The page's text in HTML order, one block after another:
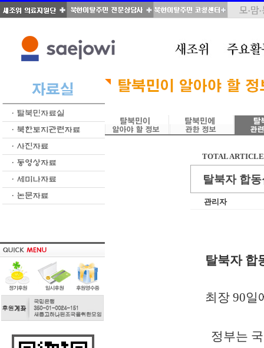
TOTAL
탈북자 합
관리자
탈북자 합
최장 90일
정부는